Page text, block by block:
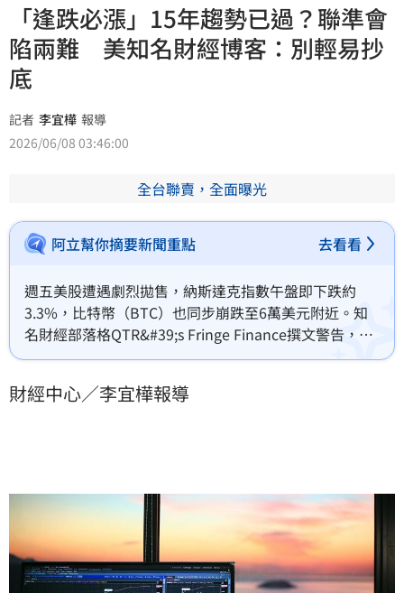
「逢跌必漲」15年趨勢已過？聯準會
陷兩難 美知名財經博客：別輕易抄
底
記者 李宜樺 報導
2026/06/08 03:46:00
全台聯賣，全面曝光
阿立幫你摘要新聞重點 去看看
週五美股遭遇劇烈拋售，納斯達克指數午盤即下跌約
3.3%，比特幣（BTC）也同步崩跌至6萬美元附近。知
名財經部落格QTR&#39;s Fringe Finance撰文警告，當
前的估值水準、聯準會的處境以及市場結構的脆弱性，
投資者不應把這次「下跌」當作又一個「逢跌買入」的
財經中心／李宜樺報導